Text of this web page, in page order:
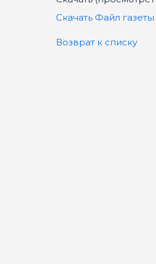
Скачать Файл газеты
Возврат к списку